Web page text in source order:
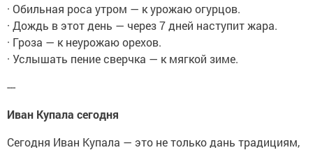
· Обильная роса утром — к урожаю огурцов.
· Дождь в этот день — через 7 дней наступит жара.
· Гроза — к неурожаю орехов.
· Услышать пение сверчка — к мягкой зиме.
---
Иван Купала сегодня
Сегодня Иван Купала — это не только дань традициям,